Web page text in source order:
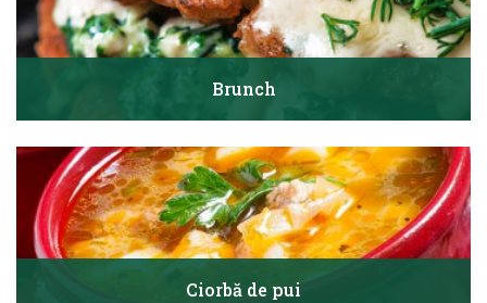
Brunch
Ciorbă de pui